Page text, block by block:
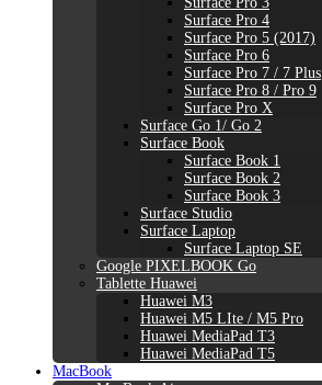
Surface Pro 4
Surface Pro 5 (2017)
Surface Pro 6
Surface Pro 7 / 7 Plus
Surface Pro 8 / Pro 9
Surface Pro X
Surface Go 1/ Go 2
Surface Book
Surface Book 1
Surface Book 2
Surface Book 3
Surface Studio
Surface Laptop
Surface Laptop SE
Google PIXELBOOK Go
Tablette Huawei
Huawei M3
Huawei M5 LIte / M5 Pro
Huawei MediaPad T3
Huawei MediaPad T5
MacBook